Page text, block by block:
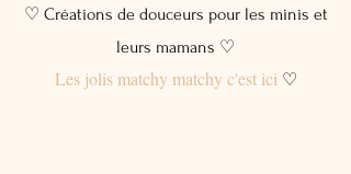
♡ Créations de douceurs pour les minis et
leurs mamans ♡
Les jolis matchy matchy c'est ici♡